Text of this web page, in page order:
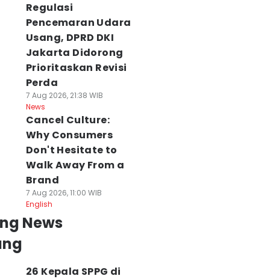
Regulasi
Pencemaran Udara
Usang, DPRD DKI
Jakarta Didorong
Prioritaskan Revisi
Perda
7 Aug 2026, 21:38 WIB
News
Cancel Culture:
Why Consumers
Don't Hesitate to
Walk Away From a
Brand
7 Aug 2026, 11:00 WIB
English
News
26 Kepala SPPG di